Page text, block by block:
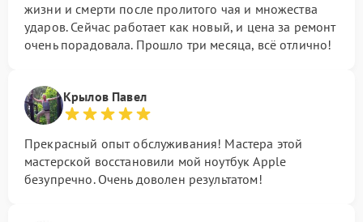
жизни и смерти после пролитого чая и множества
ударов. Сейчас работает как новый, и цена за ремонт
очень порадовала. Прошло три месяца, всё отлично!
Крылов Павел
Прекрасный опыт обслуживания! Мастера этой
мастерской восстановили мой ноутбук Apple
безупречно. Очень доволен результатом!